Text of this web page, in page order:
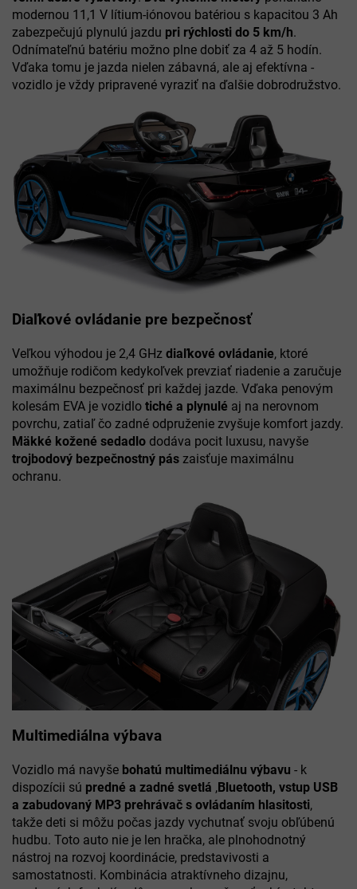
modernou 11,1 V lítium-iónovou batériou s kapacitou 3 Ah
zabezpečujú plynulú jazdu pri rýchlosti do 5 km/h.
Odnímateľnú batériu možno plne dobiť za 4 až 5 hodín.
Vďaka tomu je jazda nielen zábavná, ale aj efektívna -
vozidlo je vždy pripravené vyraziť na ďalšie dobrodružstvo.
Diaľkové ovládanie pre bezpečnosť
Veľkou výhodou je 2,4 GHz diaľkové ovládanie, ktoré
umožňuje rodičom kedykoľvek prevziať riadenie a zaručuje
maximálnu bezpečnosť pri každej jazde. Vďaka penovým
kolesám EVA je vozidlo tiché a plynulé aj na nerovnom
povrchu, zatiaľ čo zadné odpruženie zvyšuje komfort jazdy.
Mäkké kožené sedadlo dodáva pocit luxusu, navyše
trojbodový bezpečnostný pás zaisťuje maximálnu
ochranu.
Multimediálna výbava
Vozidlo má navyše bohatú multimediálnu výbavu - k
dispozícii sú predné a zadné svetlá ,Bluetooth, vstup USB
a zabudovaný MP3 prehrávač s ovládaním hlasitosti,
takže deti si môžu počas jazdy vychutnať svoju obľúbenú
hudbu. Toto auto nie je len hračka, ale plnohodnotný
nástroj na rozvoj koordinácie, predstavivosti a
samostatnosti. Kombinácia atraktívneho dizajnu,